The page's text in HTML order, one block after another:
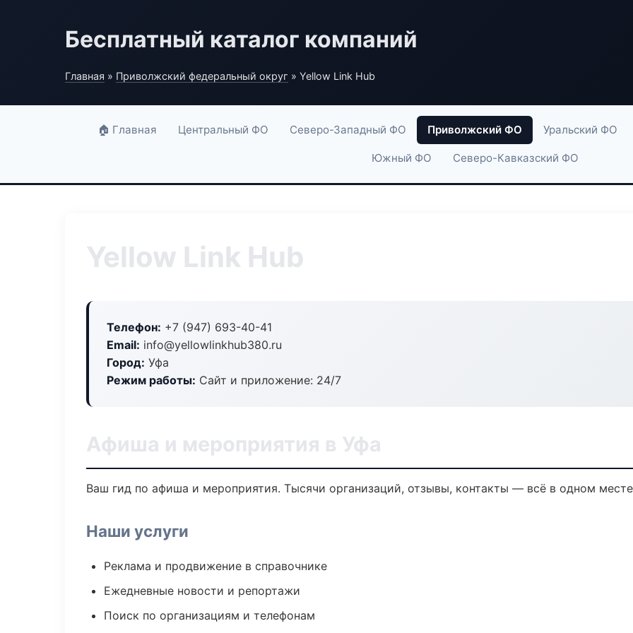
Бесплатный каталог компаний
Главная » Приволжский федеральный округ » Yellow Link Hub
🏠 Главная Центральный ФО Северо-Западный ФО Приволжский ФО Уральский ФО
Южный ФО Северо-Кавказский ФО
Yellow Link Hub
Телефон: +7 (947) 693-40-41
Email: info@yellowlinkhub380.ru
Город: Уфа
Режим работы: Сайт и приложение: 24/7
Афиша и мероприятия в Уфа
Ваш гид по афиша и мероприятия. Тысячи организаций, отзывы, контакты — всё в одном
Наши услуги
Реклама и продвижение в справочнике
Ежедневные новости и репортажи
Поиск по организациям и телефонам